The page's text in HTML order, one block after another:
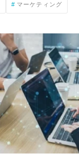
マーケティング